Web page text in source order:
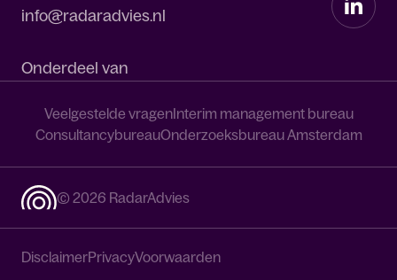
info@radaradvies.nl
Onderdeel van
Veelgestelde vragenInterim management bureau
ConsultancybureauOnderzoeksbureau Amsterdam
© 2026 RadarAdvies
DisclaimerPrivacyVoorwaarden